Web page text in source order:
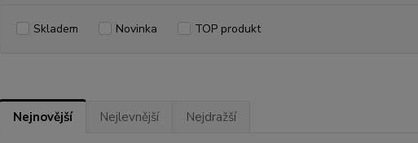
Skladem Novinka TOP produkt
Nejnovější Nejlevnější Nejdražší